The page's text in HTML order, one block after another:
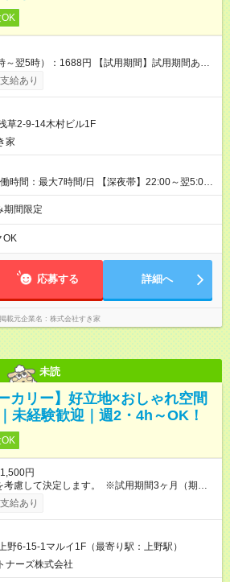
1688円 【試用期間】試用期間あり
：1ヶ月 雇用形態、給与は本採用時と同じです。
は30日（※条件変更なし）ですが、切り上げで
給あり
草2-9-14木村ビル1F
家
時間：最大7時間/日 【深夜帯】22:00～翌5:00
～OK◎ ※22:00から翌5:00までは18歳以上の方
18歳未満の深夜業務禁止のため） ★深夜で
上での勤務を行いますので、安心して働けま
期間限定
OK
応募する 詳細へ
掲載元企業名 株式会社すき家
未読
カリー】好立地×おしゃれ空間
未経験歓迎｜週2・4h～OK！
円
慮して決定します。 ※試用期間3ヶ月（期間中
間】試用期間あり 試用期間
雇用形態、給与は本採用時と同じです。 なし
給あり
野6-15-1マルイ1F（最寄り駅：上野駅）
ナーズ株式会社